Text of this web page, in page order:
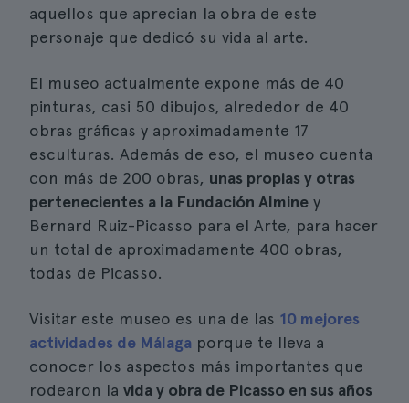
aquellos que aprecian la obra de este
personaje que dedicó su vida al arte.
El museo actualmente expone más de 40
pinturas, casi 50 dibujos, alrededor de 40
obras gráficas y aproximadamente 17
esculturas. Además de eso, el museo cuenta
con más de 200 obras, unas propias y otras
pertenecientes a la Fundación Almine y
Bernard Ruiz-Picasso para el Arte, para hacer
un total de aproximadamente 400 obras,
todas de Picasso.
Visitar este museo es una de las 10 mejores
actividades de Málaga porque te lleva a
conocer los aspectos más importantes que
rodearon la vida y obra de Picasso en sus años